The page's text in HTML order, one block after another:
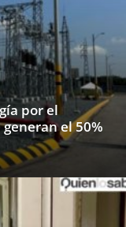
por el
el 50%